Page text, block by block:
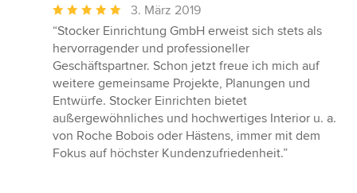
Durchschnittliche
Bewertung:
5
von
5
Sternen
3. März 2019
“Stocker Einrichtung GmbH erweist sich stets als
hervorragender und professioneller
Geschäftspartner. Schon jetzt freue ich mich auf
weitere gemeinsame Projekte, Planungen und
Entwürfe. Stocker Einrichten bietet
außergewöhnliches und hochwertiges Interior u. a.
von Roche Bobois oder Hästens, immer mit dem
Fokus auf höchster Kundenzufriedenheit.”